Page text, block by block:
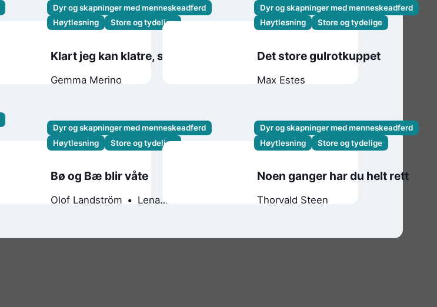
Dyr og skapninger med menneskeadferd
Høytlesning
Store og tydelige
Klart jeg kan klatre, sa kua
Gemma Merino
Dyr og skapninger med menneskeadferd
Høytlesning
Store og tydelige
Det store gulrotkuppet
Max Estes
Dyr og skapninger med menneskeadferd
Høytlesning
Store og tydelige
Bø og Bæ blir våte
Olof Landström
Lena
Dyr og skapninger med menneskeadferd
Høytlesning
Store og tydelige
Noen ganger har du helt rett
Thorvald Steen